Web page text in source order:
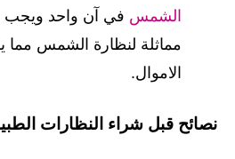
الشمس في آن واحد ويجب
مماثلة لنظارة الشمس مما
الاموال.
نصائح قبل شراء النظارات